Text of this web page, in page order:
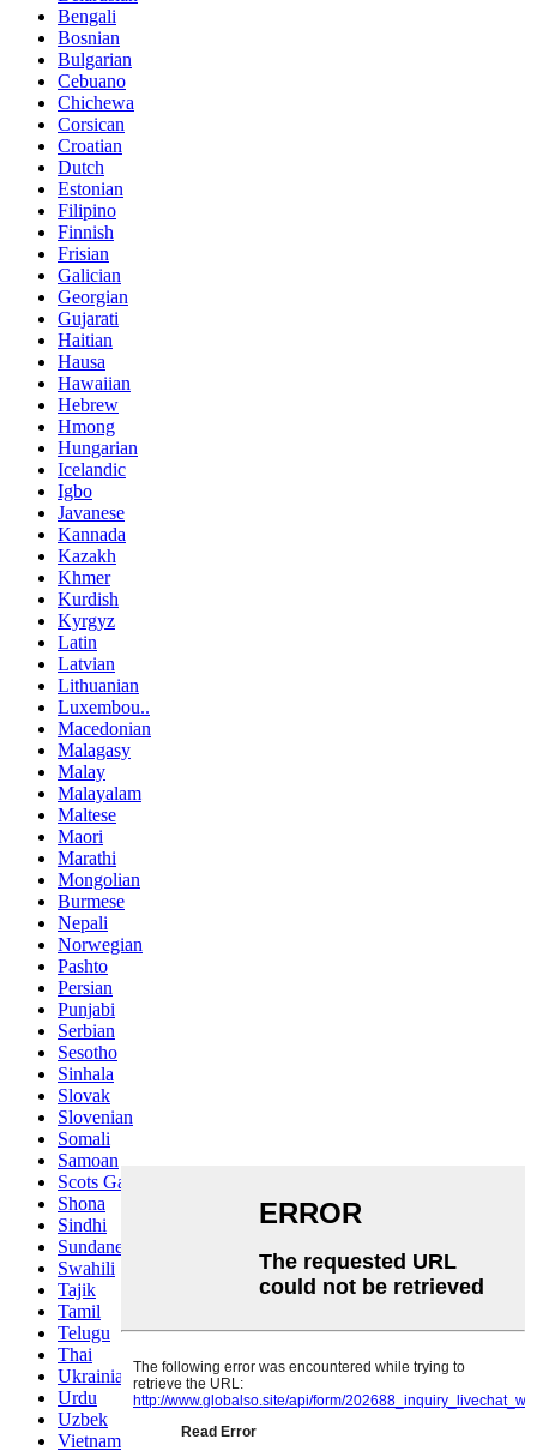
Bengali
Bosnian
Bulgarian
Cebuano
Chichewa
Corsican
Croatian
Dutch
Estonian
Filipino
Finnish
Frisian
Galician
Georgian
Gujarati
Haitian
Hausa
Hawaiian
Hebrew
Hmong
Hungarian
Icelandic
Igbo
Javanese
Kannada
Kazakh
Khmer
Kurdish
Kyrgyz
Latin
Latvian
Lithuanian
Luxembou..
Macedonian
Malagasy
Malay
Malayalam
Maltese
Maori
Marathi
Mongolian
Burmese
Nepali
Norwegian
Pashto
Persian
Punjabi
Serbian
Sesotho
Sinhala
Slovak
Slovenian
Somali
Samoan
Scots Gaelic
Shona
Sindhi
Sundanese
Swahili
Tajik
Tamil
Telugu
Thai
Ukrainian
Urdu
Uzbek
Vietnamese